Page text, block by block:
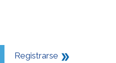
Registrarse